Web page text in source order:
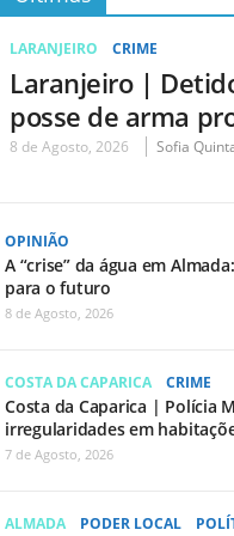
LARANJEIRO CRIME
Laranjeiro |
posse de arma
8 de Agosto, 2026 Sofia
OPINIÃO
A “crise” da água em
para o futuro
8 de Agosto, 2026
COSTA DA CAPARICA CRIME
Costa da Caparica | Polícia
irregularidades em
7 de Agosto, 2026
ALMADA PODER LOCAL